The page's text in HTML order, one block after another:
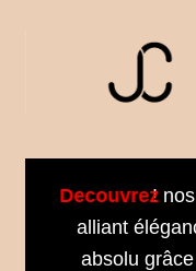
About us
Bienvenue dans
Decouvrez!
alliant
absolu